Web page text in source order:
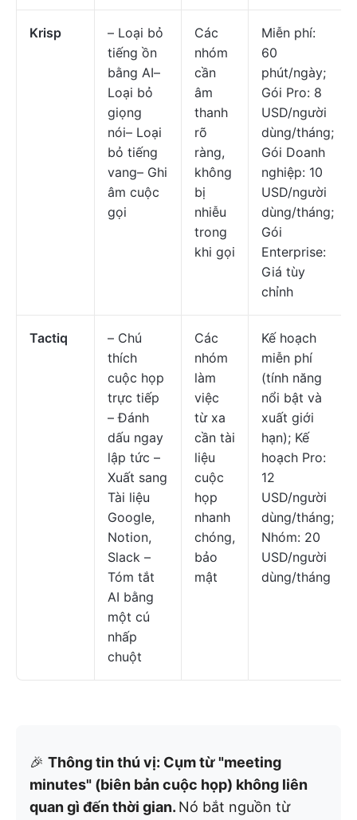
Krisp
– Loại bỏ
tiếng ồn
bằng AI–
Loại bỏ
giọng
nói– Loại
bỏ tiếng
vang– Ghi
âm cuộc
gọi
Các
nhóm
cần
âm
thanh
rõ
ràng,
không
bị
nhiễu
trong
khi gọi
Miễn phí:
60
phút/ngày;
Gói Pro: 8
USD/người
dùng/tháng;
Gói Doanh
nghiệp: 10
USD/người
dùng/tháng;
Gói
Enterprise:
Giá tùy
chỉnh
Tactiq
– Chú
thích
cuộc họp
trực tiếp
– Đánh
dấu ngay
lập tức –
Xuất sang
Tài liệu
Google,
Notion,
Slack –
Tóm tắt
AI bằng
một cú
nhấp
chuột
Các
nhóm
làm
việc
từ xa
cần tài
liệu
cuộc
họp
nhanh
chóng,
bảo
mật
Kế hoạch
miễn phí
(tính năng
nổi bật và
xuất giới
hạn); Kế
hoạch Pro:
12
USD/người
dùng/tháng;
Nhóm: 20
USD/người
dùng/tháng
🎉 Thông tin thú vị: Cụm từ "meeting
minutes" (biên bản cuộc họp) không liên
quan gì đến thời gian. Nó bắt nguồn từ